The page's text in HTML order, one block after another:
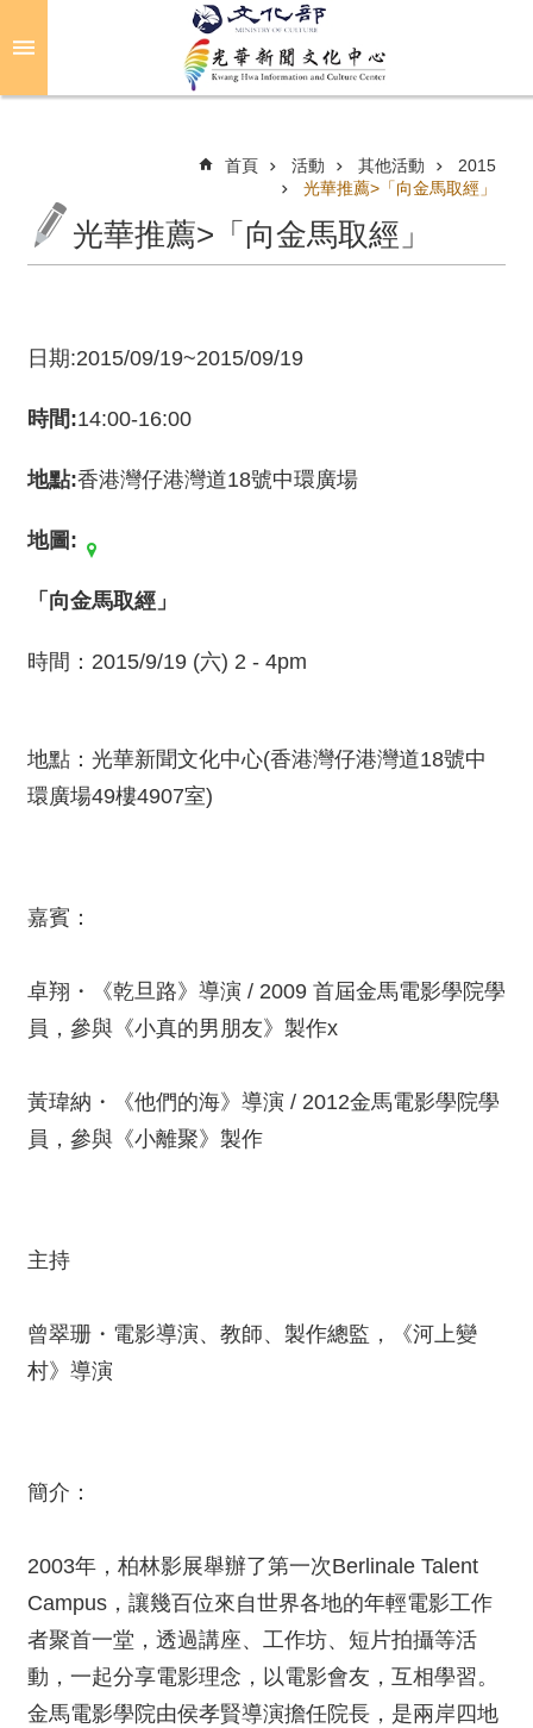
關
於
動
光
華
薦
稿
站
連
結
光
華
友
聯
我
們
覽
首頁 活動 其他活動
2015
光華推薦>「向金馬取經」
光華推薦>「向金馬取經」
日期:2015/09/19~2015/09/19
時間:14:00-16:00
地點:香港灣仔港灣道18號中環廣場
地圖:
「向金馬取經」
時間：2015/9/19 (六) 2 - 4pm
地點：光華新聞文化中心(香港灣仔港灣道18號中
環廣場49樓4907室)
嘉賓：
卓翔・《乾旦路》導演 / 2009 首屆金馬電影學院學
員，參與《小真的男朋友》製作x
黃瑋納・《他們的海》導演 / 2012金馬電影學院學
員，參與《小離聚》製作
主持
曾翠珊・電影導演、教師、製作總監，《河上變
村》導演
簡介：
2003年，柏林影展舉辦了第一次Berlinale Talent
Campus，讓幾百位來自世界各地的年輕電影工作
者聚首一堂，透過講座、工作坊、短片拍攝等活
動，一起分享電影理念，以電影會友，互相學習。
金馬電影學院由侯孝賢導演擔任院長，是兩岸四地